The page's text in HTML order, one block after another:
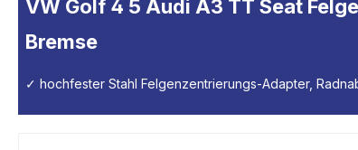
VW Golf 4 5 Audi A3 TT Seat
Bremse
✓ hochfester Stahl Felgenzentrierungs-Adapter,